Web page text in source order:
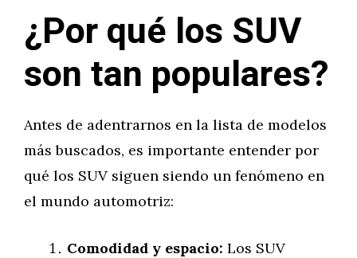
¿Por qué los SUV
son tan populares?
Antes de adentrarnos en la lista de modelos
más buscados, es importante entender por
qué los SUV siguen siendo un fenómeno en
el mundo automotriz:
Comodidad y espacio: Los SUV